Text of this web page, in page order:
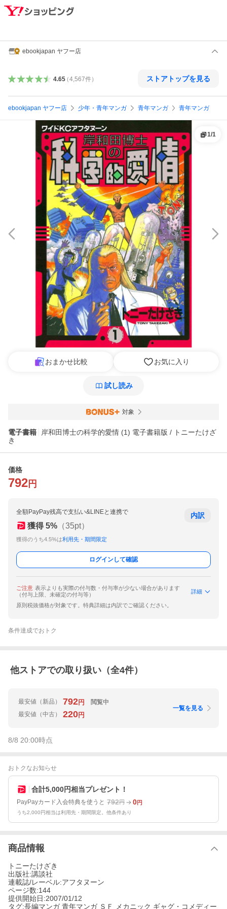
ebookjapan ヤフー店
4.65（4,567件） ストアトップを見る
ebookjapan ヤフー店 少年・青年マンガ 青年マンガ 青年マンガ
1/1
おまかせ比較 お気に入り
試し読み
対象
電子書籍
岸和田博士の科学的愛情 (1) 電子書籍版 / トニーたけざ
き
価格
792 円
全額PayPay残高で支払い&LINEと連携で
獲得 5% （35pt）
獲得のうち4.5%は利用先・期間限定
内訳
ログインして確認
ご注意 表示よりも実際の付与数・付与率が少ない場合があります
（付与上限、未確定の付与等）
詳細
原則税抜価格が対象です。特典詳細は内訳でご確認ください。
条件達成でおトク
他ストアでの取り扱い（全4件）
最安値 （新品） 792円
閲覧中
最安値 （中古） 220円
一覧を見る
8/8 20:00時点
おトクなお知らせ
合計5,000円相当プレゼント！
PayPayカード入会特典を使うと 792円 0円
うち2,000円相当は利用先・期間限定。他条件あり
商品情報
トニーたけざき
出版社:講談社
連載誌/レーベル:アフタヌーン
ページ数:144
提供開始日:2007/01/12
タグ:長編マンガ 青年マンガ ＳＦ メカニック ギャグ・コメディー